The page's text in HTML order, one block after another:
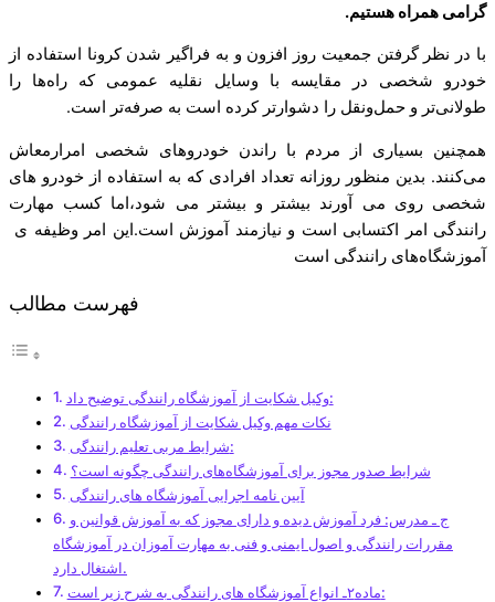
گرامی همراه هستیم.
با در نظر گرفتن جمعیت روز افزون و به فراگیر شدن کرونا استفاده از
خودرو شخصی در مقایسه با وسایل نقلیه عمومی که راه‌ها را
طولانی‌تر و حمل‌ونقل را دشوارتر کرده است به صرفه‌تر است.
همچنین بسیاری از مردم با راندن خودروها‌ی شخصی امرارمعاش
می‌کنند. بدین منظور روزانه تعداد افرادی که به استفاده از خودرو های
شخصی روی می آورند بیشتر و بیشتر می شود،اما کسب مهارت
رانندگی امر اکتسابی است و نیازمند آموزش است.این امر وظیفه ی
آموزشگاه‌های رانندگی است
فهرست مطالب
وکیل شکایت از آموزشگاه رانندگی توضیح داد:
نکات مهم وکیل شکایت از آموزشگاه رانندگی
شرایط مربی تعلیم رانندگی:
شرایط صدور مجوز برای آموزشگاه‌های رانندگی چگونه است؟
آیین نامه اجرایی آموزشگاه های رانندگی
ج ـ مدرس: فرد آموزش ­دیده و دارای مجوز که به آموزش قوانین و
مقررات رانندگی و اصول ایمنی و فنی به مهارت آموزان در آموزشگاه
اشتغال دارد.
ماده۲ـ انواع آموزشگاه های رانندگی به شرح زیر است: